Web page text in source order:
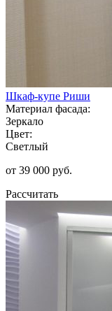
Шкаф-купе Риши
Материал фасада:
Зеркало
Цвет:
Светлый
от 39 000 руб.
Рассчитать